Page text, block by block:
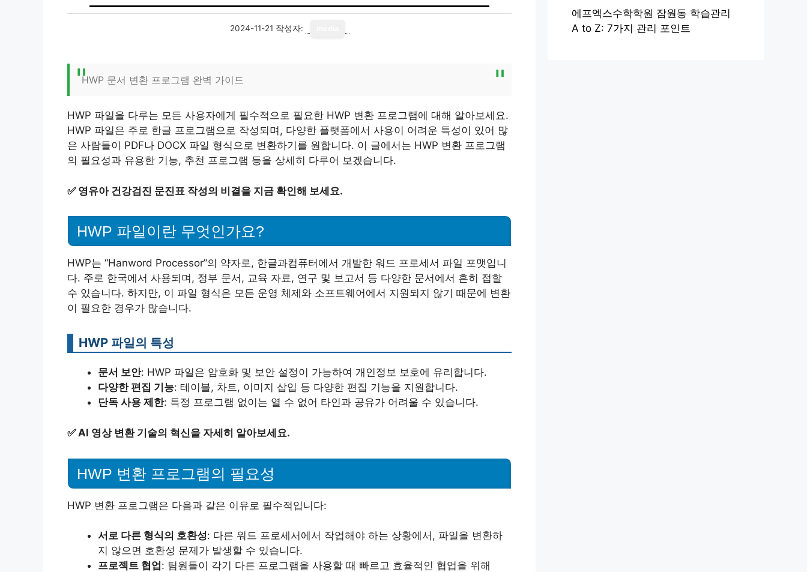
2024-11-21 작성자:
HWP 문서 변환 프로그램 완벽 가이드
HWP 파일을 다루는 모든 사용자에게 필수적으로 필요한 HWP 변환 프로그램에 대해 알아보세요.
HWP 파일은 주로 한글 프로그램으로 작성되며, 다양한 플랫폼에서 사용이 어려운 특성이 있어 많
은 사람들이 PDF나 DOCX 파일 형식으로 변환하기를 원합니다. 이 글에서는 HWP 변환 프로그램
의 필요성과 유용한 기능, 추천 프로그램 등을 상세히 다루어 보겠습니다.
✅ 영유아 건강검진 문진표 작성의 비결을 지금 확인해 보세요.
HWP 파일이란 무엇인가요?
HWP는 “Hanword Processor”의 약자로, 한글과컴퓨터에서 개발한 워드 프로세서 파일 포맷입니
다. 주로 한국에서 사용되며, 정부 문서, 교육 자료, 연구 및 보고서 등 다양한 문서에서 흔히 접할
수 있습니다. 하지만, 이 파일 형식은 모든 운영 체제와 소프트웨어에서 지원되지 않기 때문에 변환
이 필요한 경우가 많습니다.
HWP 파일의 특성
문서 보안: HWP 파일은 암호화 및 보안 설정이 가능하여 개인정보 보호에 유리합니다.
다양한 편집 기능: 테이블, 차트, 이미지 삽입 등 다양한 편집 기능을 지원합니다.
단독 사용 제한: 특정 프로그램 없이는 열 수 없어 타인과 공유가 어려울 수 있습니다.
✅ AI 영상 변환 기술의 혁신을 자세히 알아보세요.
HWP 변환 프로그램의 필요성
HWP 변환 프로그램은 다음과 같은 이유로 필수적입니다:
서로 다른 형식의 호환성: 다른 워드 프로세서에서 작업해야 하는 상황에서, 파일을 변환하
지 않으면 호환성 문제가 발생할 수 있습니다.
프로젝트 협업 : 팀원들이 각기 다른 프로그램을 사용할 때 빠르고 효율적인 협업을 위해
에프엑스수학학원 잠원동 학습관리
A to Z: 7가지 관리 포인트